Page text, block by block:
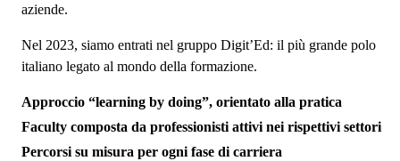
aziende.
Nel 2023, siamo entrati nel gruppo Digit’Ed: il più grande polo
italiano legato al mondo della formazione.
Approccio “learning by doing”, orientato alla pratica
Faculty composta da professionisti attivi nei rispettivi settori
Percorsi su misura per ogni fase di carriera